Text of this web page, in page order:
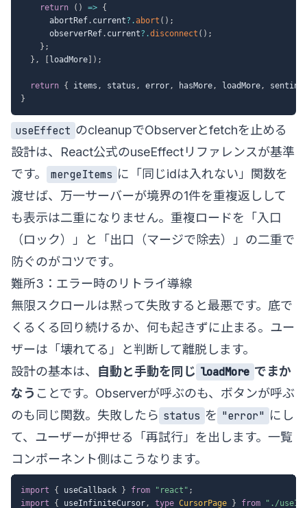
return
( ) => {
      abortRef
. current?.abort ( ) ;
      observerRef
. current?.disconnect ( ) ;
} ;
} , loadMore ) ;
return { items , status , error, hasMore, loadMore,
}
useEffect のcleanupでObserverとfetchを止める
設計は、 React公式のuseEffectリファレンスが基準
です。
mergeItems に「同じidは入れない」関数を
渡せば、万一サーバーが境界の1件を重複返しして
も表示は二重になりません。重複ロードを「入口
（ロック）」と「出口（マージで除去）」の二重で
防ぐのがコツです。
難所3：エラー時のリトライ導線
無限スクロールは黙って失敗すると最悪です。底で
くるくる回り続けるか、何も起きずに止まる。ユー
ザーは「壊れてる」と判断して離脱します。
設計の基本は、 自動と手動を同じ loadMore でまか
なう ことです。Observerが呼ぶのも、ボタンが呼ぶ
のも同じ関数。失敗したら status を "error" にし
て、ユーザーが押せる「再試行」を出します。一覧
コンポーネント側はこうなります。
import { useCallback } from "react" ;
import
{ useInfiniteCursor, type CursorPage } from "./